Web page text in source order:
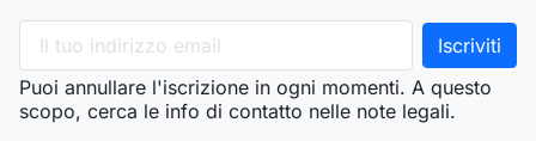
Puoi annullare l'iscrizione in ogni momenti. A questo
scopo, cerca le info di contatto nelle note legali.